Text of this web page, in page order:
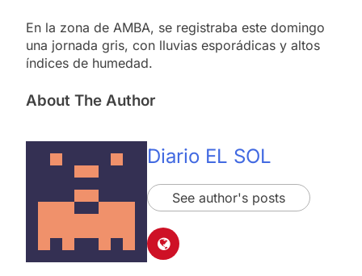
En la zona de AMBA, se registraba este domingo
una jornada gris, con lluvias esporádicas y altos
índices de humedad.
About The Author
Diario EL SOL
See author's posts